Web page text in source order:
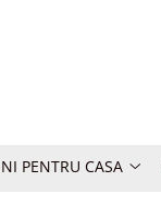
PENTRU CASA